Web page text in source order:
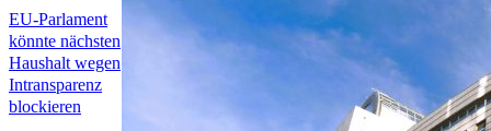
EU-Parlament
könnte nächsten
Haushalt wegen
Intransparenz
blockieren